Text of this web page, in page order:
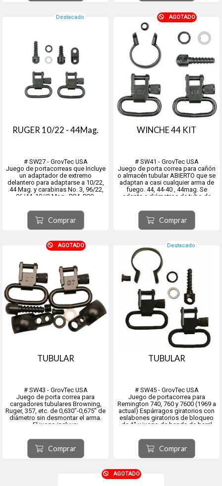
Destacado
RUGER 10/22 - 44Mag.
# SW27 - GrovTec USA
Juego de portacorreas que Incluye
un adaptador de extremo
delantero para adaptarse a 10/22,
.44 Mag. y carabinas No. 3, 96/22,
96/44, 10//2 Mag., PC4, PC9,
Un tornillo para madera de 1/2"
adecuado para el montaje de la
culata delantera y un espárrago
girato...
Comprar
AGOTADO
WINCHE 44 KIT
# SW41 - GrovTec USA
Juego de porta correa para cañón
o almacén tubular ABIERTO que se
adaptan a casi cualquier arma de
fuego. 44, 44-40 , 44mag. Se
adapta a diámetros de tubo de
palanca de fuego central
Winchester y Marlin. El juego
también incluye un espárrago
gira...
Comprar
AGOTADO
TUBULAR
# SW43 - GrovTec USA
Juego de porta correa para
cargadores tubulares Browning,
Ruger, 357, etc. de 0,630"-0,675" de
diámetro sin desmontar el arma.
El juego incluye:
con espaciador
- Llave Allen
- Un par de eslabones giratorios
de bloqueo GT
Comprar
Destacado
TUBULAR
# SW45 - GrovTec USA
Juego de portacorrea para
Remington 740, 760 y 7600 (1969 a
actual) Espárragos giratorios con
eslabones giratorios de bloqueo
de 1" y juego de banda de barril
actualidad)
Se adapta a los Remington 760,
7600 y Six Pump Actions, 740, 742
y otros r...
Comprar
AGOTADO